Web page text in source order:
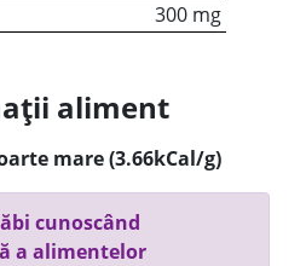
300 mg
aliment
mare (3.66kCal/g)
cunoscând
a alimentelor